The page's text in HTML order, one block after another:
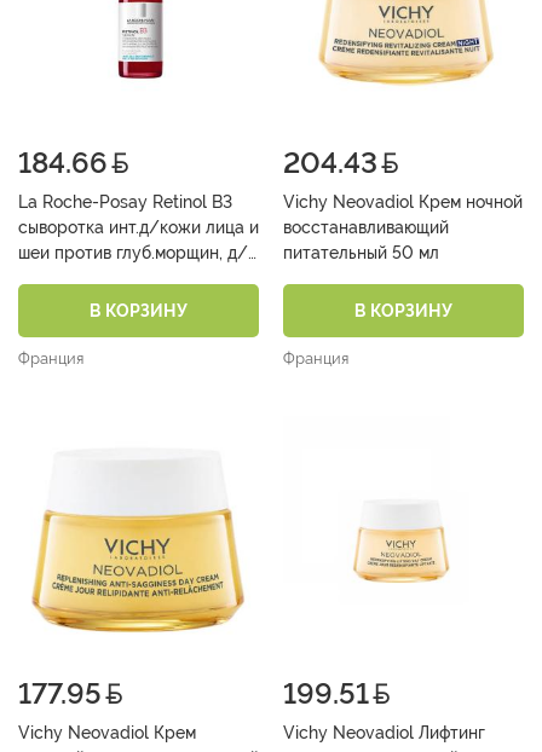
184.66
La Roche-Posay Retinol B3
сыворотка инт.д/кожи лица и
шеи против глуб.морщин, д/
текстуры кожи 30 мл
В КОРЗИНУ
Франция
204.43
Vichy Neovadiol Крем ночной
восстанавливающий
питательный 50 мл
В КОРЗИНУ
Франция
177.95
Vichy Neovadiol Крем
199.51
Vichy Neovadiol Лифтинг